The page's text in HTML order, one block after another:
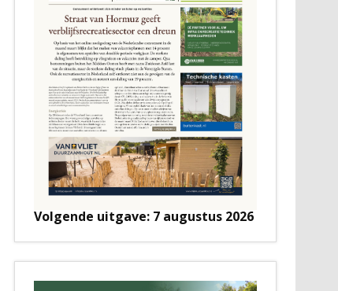
Volgende uitgave: 7 augustus 2026